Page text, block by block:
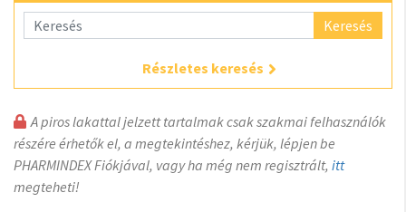
Keresés
Részletes keresés
A piros lakattal jelzett tartalmak csak szakmai felhasználók
részére érhetők el, a megtekintéshez, kérjük, lépjen be
PHARMINDEX Fiókjával, vagy ha még nem regisztrált, itt
megteheti!